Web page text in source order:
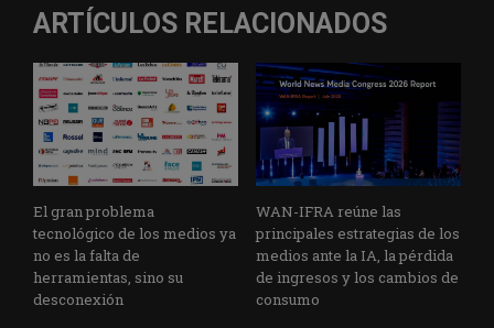
ARTÍCULOS RELACIONADOS
El gran problema
tecnológico de los medios ya
no es la falta de
herramientas, sino su
desconexión
WAN-IFRA reúne las
principales estrategias de los
medios ante la IA, la pérdida
de ingresos y los cambios de
consumo